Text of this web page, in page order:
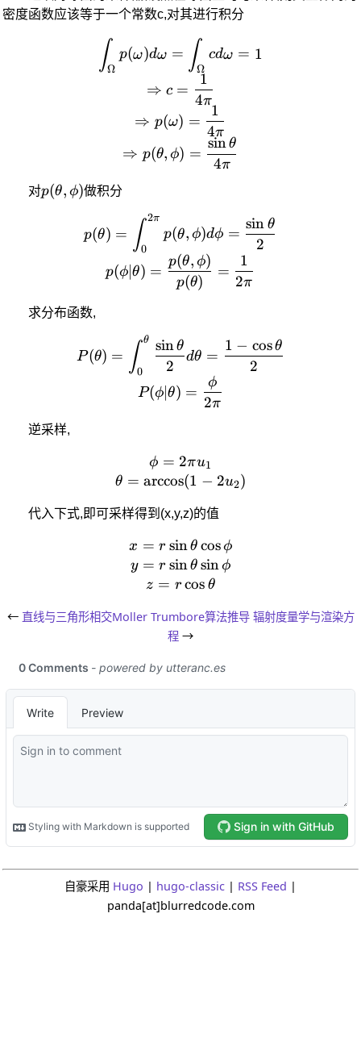
密度函数应该等于一个常数c,对其进行积分
∫Ω
p(ω)dω = ∫Ω
cdω = 1
⇒ c =
4π
1
⇒ p(ω) =
4π
1
⇒ p(θ, ϕ) =
4π
sinθ
对p(\theta,\phi)
p(θ, ϕ)做积分
p(\theta) =
p(θ) = ∫0
2π
p(θ, ϕ)dϕ =
2
sin θ
p(ϕ ∣θ) =
p(θ)
p(θ, ϕ)
=
2π
1
求分布函数,
P(\theta) =
P(θ) = ∫0
θ
2
sinθ
dθ =
2
1 − cosθ
P(ϕ ∣θ) =
2π
ϕ
逆采样,
\phi = 2\pi u_1 \\ \theta
ϕ = 2πu1
θ = arccos(1 − 2u2)
代入下式,即可采样得到(x,y,z)的值
x =
x = r sinθ cosϕ
y = r sinθ sinϕ
z = r cos θ
← 直线与三角形相交Moller Trumbore算法推导 辐射度量学与渲染方
程 →
自豪采用 Hugo | hugo-classic | RSS Feed |
panda[at]blurredcode.com